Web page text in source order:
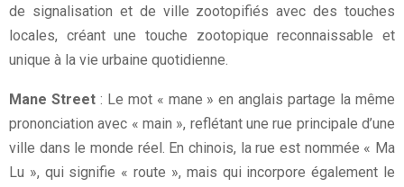
de signalisation et de ville zootopifiés avec des touches
locales, créant une touche zootopique reconnaissable et
unique à la vie urbaine quotidienne.
Mane Street: Le mot « mane » en anglais partage la même
prononciation avec « main », reflétant une rue principale d’une
ville dans le monde réel. En chinois, la rue est nommée « Ma
Lu », qui signifie « route », mais qui incorpore également le